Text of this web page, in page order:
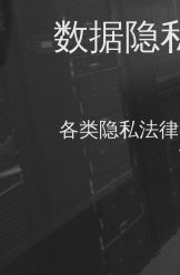
数据隐
各类隐私法